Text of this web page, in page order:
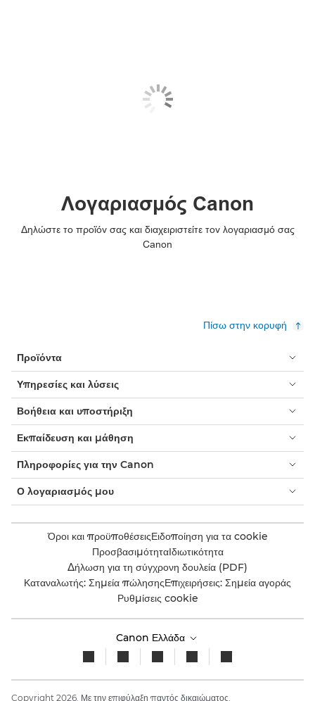
Λογαριασμός Canon
Δηλώστε το προϊόν σας και διαχειριστείτε τον λογαριασμό σας
Canon
Πίσω στην κορυφή
Προϊόντα
Υπηρεσίες και λύσεις
Βοήθεια και υποστήριξη
Εκπαίδευση και μάθηση
Πληροφορίες για την Canon
Ο λογαριασμός μου
Όροι και προϋποθέσειςΕιδοποίηση για τα cookie
ΠροσβασιμότηταΙδιωτικότητα
Δήλωση για τη σύγχρονη δουλεία (PDF)
Καταναλωτής: Σημεία πώλησηςΕπιχειρήσεις: Σημεία αγοράς
Ρυθμίσεις cookie
Canon Ελλάδα
Copyright 2026. Με την επιφύλαξη παντός δικαιώματος.